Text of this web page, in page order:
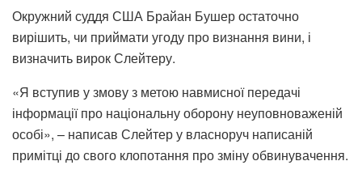
Окружний суддя США Брайан Бушер остаточно
вирішить, чи приймати угоду про визнання вини, і
визначить вирок Слейтеру.
«Я вступив у змову з метою навмисної передачі
інформації про національну оборону неуповноваженій
особі», – написав Слейтер у власноруч написаній
примітці до свого клопотання про зміну обвинувачення.